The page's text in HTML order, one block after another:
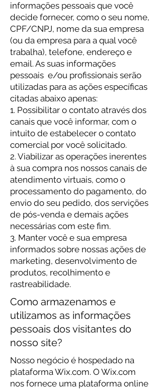
informações pessoais que você
decide fornecer, como o seu nome,
CPF/CNPJ, nome da sua empresa
(ou da empresa para a qual você
trabalha), telefone, endereço e
email. As suas informações
pessoais e/ou profissionais serão
utilizadas para as ações específicas
citadas abaixo apenas:
1. Possibilitar o contato através dos
canais que você informar, com o
intuito de estabelecer o contato
comercial por você solicitado.
2. Viabilizar as operações inerentes
à sua compra nos nossos canais de
atendimento virtuais, como o
processamento do pagamento, do
envio do seu pedido, dos servições
de pós-venda e demais ações
necessárias com este fim.
3. Manter você e sua empresa
informados sobre nossas ações de
marketing, desenvolvimento de
produtos, recolhimento e
rastreabilidade.
Como armazenamos e
utilizamos as informações
pessoais dos visitantes do
nosso site?
Nosso negócio é hospedado na
plataforma Wix.com. O Wix.com
nos fornece uma plataforma online